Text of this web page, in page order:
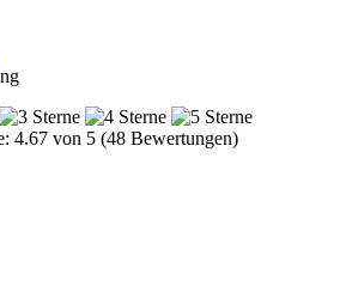
4.67 von 5 (48 Bewertungen)